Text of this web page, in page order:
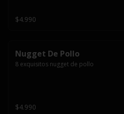
$4.990
Nugget De Pollo
8 exquisitos nugget de pollo
$4.990